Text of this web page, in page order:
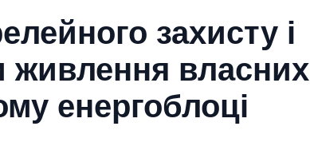
захисту і
живлення власних
енергоблоці